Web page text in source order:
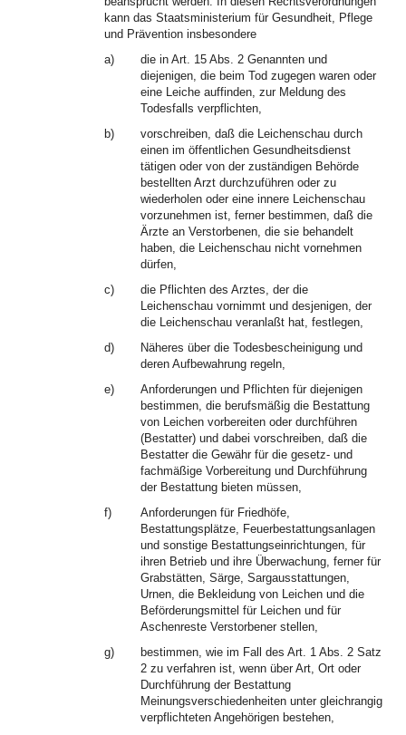
kann das Staatsministerium für Gesundheit, Pflege
und Prävention insbesondere
a)
die in Art. 15 Abs. 2 Genannten und
diejenigen, die beim Tod zugegen waren oder
eine Leiche auffinden, zur Meldung des
Todesfalls verpflichten,
b)
vorschreiben, daß die Leichenschau durch
einen im öffentlichen Gesundheitsdienst
tätigen oder von der zuständigen Behörde
bestellten Arzt durchzuführen oder zu
wiederholen oder eine innere Leichenschau
vorzunehmen ist, ferner bestimmen, daß die
Ärzte an Verstorbenen, die sie behandelt
haben, die Leichenschau nicht vornehmen
dürfen,
c)
die Pflichten des Arztes, der die
Leichenschau vornimmt und desjenigen, der
die Leichenschau veranlaßt hat, festlegen,
d)
Näheres über die Todesbescheinigung und
deren Aufbewahrung regeln,
e)
Anforderungen und Pflichten für diejenigen
bestimmen, die berufsmäßig die Bestattung
von Leichen vorbereiten oder durchführen
(Bestatter) und dabei vorschreiben, daß die
Bestatter die Gewähr für die gesetz- und
fachmäßige Vorbereitung und Durchführung
der Bestattung bieten müssen,
f)
Anforderungen für Friedhöfe,
Bestattungsplätze, Feuerbestattungsanlagen
und sonstige Bestattungseinrichtungen, für
ihren Betrieb und ihre Überwachung, ferner für
Grabstätten, Särge, Sargausstattungen,
Urnen, die Bekleidung von Leichen und die
Beförderungsmittel für Leichen und für
Aschenreste Verstorbener stellen,
g)
bestimmen, wie im Fall des Art. 1 Abs. 2 Satz
2 zu verfahren ist, wenn über Art, Ort oder
Durchführung der Bestattung
Meinungsverschiedenheiten unter gleichrangig
verpflichteten Angehörigen bestehen,